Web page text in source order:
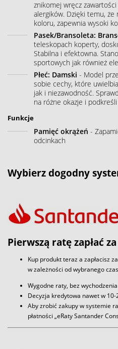
znikomej wręcz
alergików. Dzięki temu,
koloru, zapewnia wysoki
Pasek/Bransoleta:
teleskopach koperty,
Stabilna i efektowna.
sportowych jak również
Płeć: Damski - Model
sobie cechy, które
jak i niezawodność.
na różne okazje i
Funkcje
Pamięć okrążeń -
odcinkach
Wybierz dogodny
Pierwszą ratę zapłać
Kup produkt teraz a zapłacisz
w zależności od wybranego
Wygodne raty, bez
Decyzja kredytowa nawet w
Aby zrobić zakupy w systemie
płatności „eRaty Santander